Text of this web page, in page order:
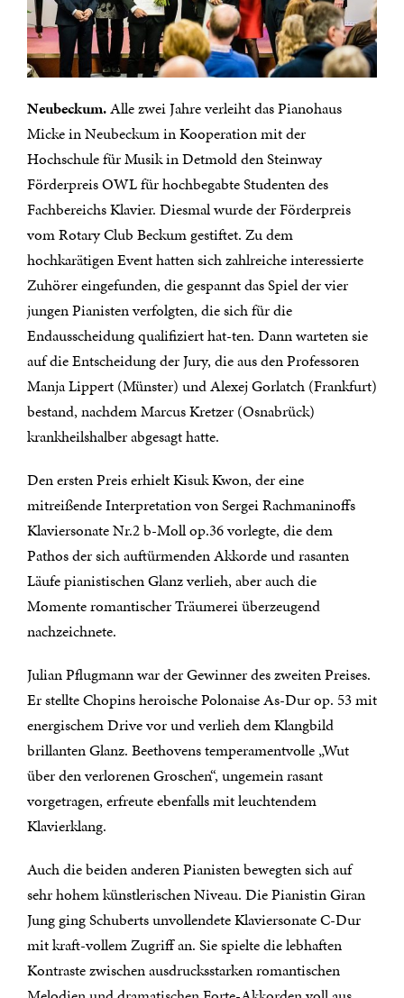
Neubeckum.Alle zwei Jahre verleiht das Pianohaus
Micke in Neubeckum in Kooperation mit der
Hochschule für Musik in Detmold den Steinway
Förderpreis OWL für hochbegabte Studenten des
Fachbereichs Klavier. Diesmal wurde der Förderpreis
vom Rotary Club Beckum gestiftet. Zu dem
hochkarätigen Event hatten sich zahlreiche interessierte
Zuhörer eingefunden, die gespannt das Spiel der vier
jungen Pianisten verfolgten, die sich für die
Endausscheidung qualifiziert hat-ten. Dann warteten sie
auf die Entscheidung der Jury, die aus den Professoren
Manja Lippert (Münster) und Alexej Gorlatch (Frankfurt)
bestand, nachdem Marcus Kretzer (Osnabrück)
krankheilshalber abgesagt hatte.
Den ersten Preis erhielt Kisuk Kwon, der eine
mitreißende Interpretation von Sergei Rachmaninoffs
Klaviersonate Nr.2 b-Moll op.36 vorlegte, die dem
Pathos der sich auftürmenden Akkorde und rasanten
Läufe pianistischen Glanz verlieh, aber auch die
Momente romantischer Träumerei überzeugend
nachzeichnete.
Julian Pflugmann war der Gewinner des zweiten Preises.
Er stellte Chopins heroische Polonaise As-Dur op. 53 mit
energischem Drive vor und verlieh dem Klangbild
brillanten Glanz. Beethovens temperamentvolle „Wut
über den verlorenen Groschen“, ungemein rasant
vorgetragen, erfreute ebenfalls mit leuchtendem
Klavierklang.
Auch die beiden anderen Pianisten bewegten sich auf
sehr hohem künstlerischen Niveau. Die Pianistin Giran
Jung ging Schuberts unvollendete Klaviersonate C-Dur
mit kraft-vollem Zugriff an. Sie spielte die lebhaften
Kontraste zwischen ausdrucksstarken romantischen